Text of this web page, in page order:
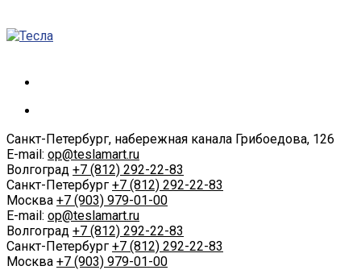
Санкт-Петербург, набережная канала Грибоедова, 126
E-mail: op@teslamart.ru
Волгоград +7 (812) 292-22-83
Санкт-Петербург +7 (812) 292-22-83
Москва +7 (903) 979-01-00
E-mail: op@teslamart.ru
Волгоград +7 (812) 292-22-83
Санкт-Петербург +7 (812) 292-22-83
Москва +7 (903) 979-01-00